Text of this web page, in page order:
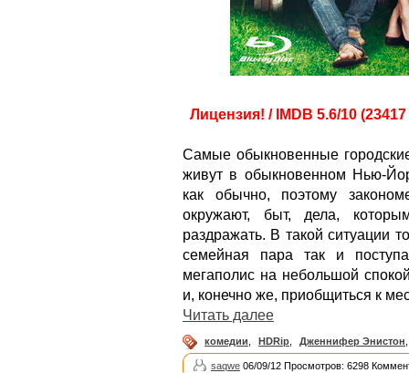
Лицензия! / IMDB 5.6/10
Самые обыкновенные
живут в обыкновенном Нью-
как обычно, поэтому
окружают, быт, дела,
раздражать. В такой ситуации
семейная пара так и
мегаполис на небольшой
и, конечно же, приобщиться к
Читать далее
комедии HDRip Дженнифер Энистон
saqwe 06/09/12 Просмотров: 6298